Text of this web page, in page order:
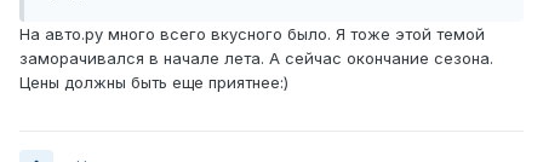
На авто.ру много всего вкусного было. Я тоже этой темой
заморачивался в начале лета. А сейчас окончание сезона.
Цены должны быть еще приятнее:)